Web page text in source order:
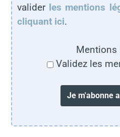
valider les mentions
cliquant ici.
Mentions
Validez les